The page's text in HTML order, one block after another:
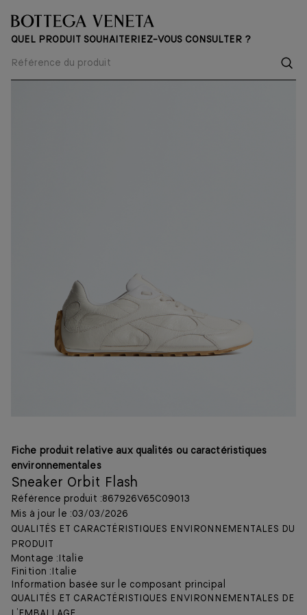
QUEL PRODUIT SOUHAITERIEZ-VOUS CONSULTER ?
Fiche produit relative aux qualités ou caractéristiques
environnementales
Sneaker Orbit Flash
Référence produit :867926V65C09013
Mis à jour le :03/03/2026
QUALITÉS ET CARACTÉRISTIQUES ENVIRONNEMENTALES DU
PRODUIT
Montage : Italie
Finition : Italie
Information basée sur le composant principal
QUALITÉS ET CARACTÉRISTIQUES ENVIRONNEMENTALES DE